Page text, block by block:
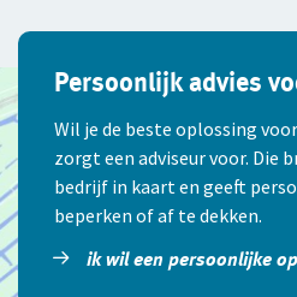
Persoonlijk advies
Wil je de beste oplossing
zorgt een adviseur voor. Die
bedrijf in kaart en geeft
beperken of af te dekken.
ik wil een persoonlijke